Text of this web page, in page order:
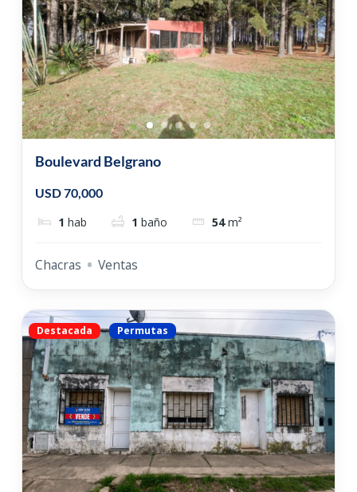
Boulevard Belgrano
USD 70,000
1 hab 1 baño 54 m²
Chacras Ventas
Destacada Permutas